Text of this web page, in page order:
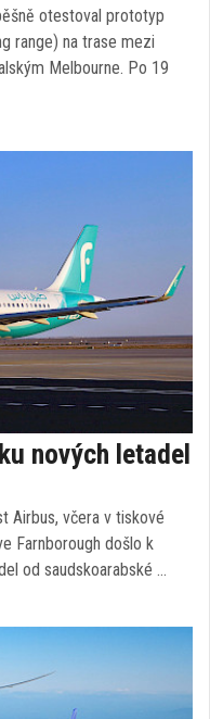
otestoval prototyp
range) na trase mezi
Melbourne. Po 19
nových letadel
Airbus, včera v tiskové
Farnborough došlo k
od saudskoarabské …